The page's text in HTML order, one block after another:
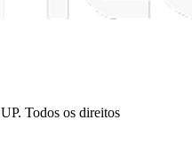
Todos os direitos